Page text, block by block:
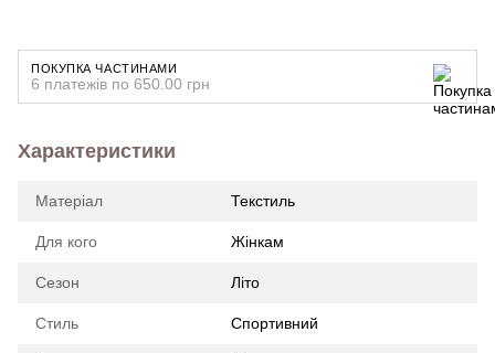
ПОКУПКА ЧАСТИНАМИ
6 платежів по 650.00 грн
Характеристики
Матеріал Текстиль
Для кого Жінкам
Сезон Літо
Стиль Спортивний